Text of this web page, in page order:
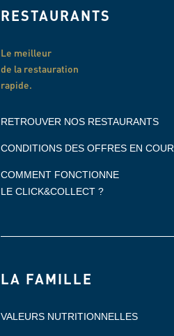
RESTAURANTS
Le meilleur
de la restauration
rapide.
RETROUVER NOS RESTAURANTS
CONDITIONS DES OFFRES EN
COMMENT FONCTIONNE
LE CLICK&COLLECT ?
LA FAMILLE
VALEURS NUTRITIONNELLES